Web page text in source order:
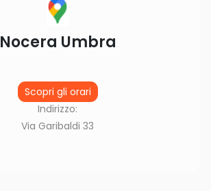
Nocera Umbra
Scopri gli orari
Indirizzo:
Via Garibaldi 33